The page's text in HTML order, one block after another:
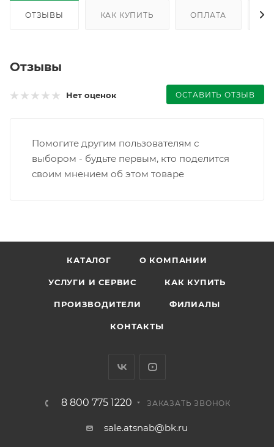
ОТЗЫВЫ КАК КУПИТЬ ОПЛАТА
Отзывы
Нет оценок ОСТАВИТЬ ОТЗЫВ
Помогите другим пользователям с
выбором - будьте первым, кто поделится
своим мнением об этом товаре
КАТАЛОГ О КОМПАНИИ
УСЛУГИ И СЕРВИС КАК КУПИТЬ
ПРОИЗВОДИТЕЛИ ФИЛИАЛЫ
КОНТАКТЫ
8 800 775 1220 ЗАКАЗАТЬ ЗВОНОК
sale.atsnab@bk.ru